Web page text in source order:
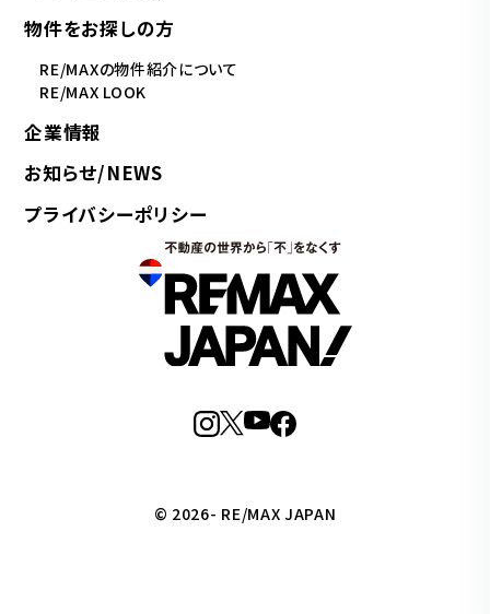
物件をお探しの方
RE/MAXの物件紹介について
RE/MAX LOOK
企業情報
お知らせ/NEWS
プライバシーポリシー
© 2026- RE/MAX JAPAN